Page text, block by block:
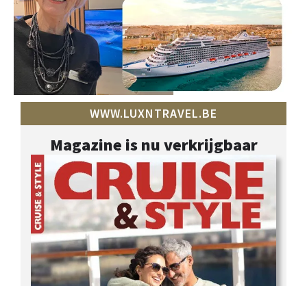
WWW.LUXNTRAVEL.BE
Magazine is nu verkrijgbaar